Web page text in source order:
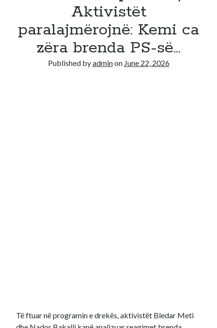
Recent Comments
No comments to show.
Aktivistët
paralajmërojnë: Kemi ca
zëra brenda PS-së…
Published byadminon June 22, 2026
Të ftuar në programin e drekës, aktivistët Bledar Meti